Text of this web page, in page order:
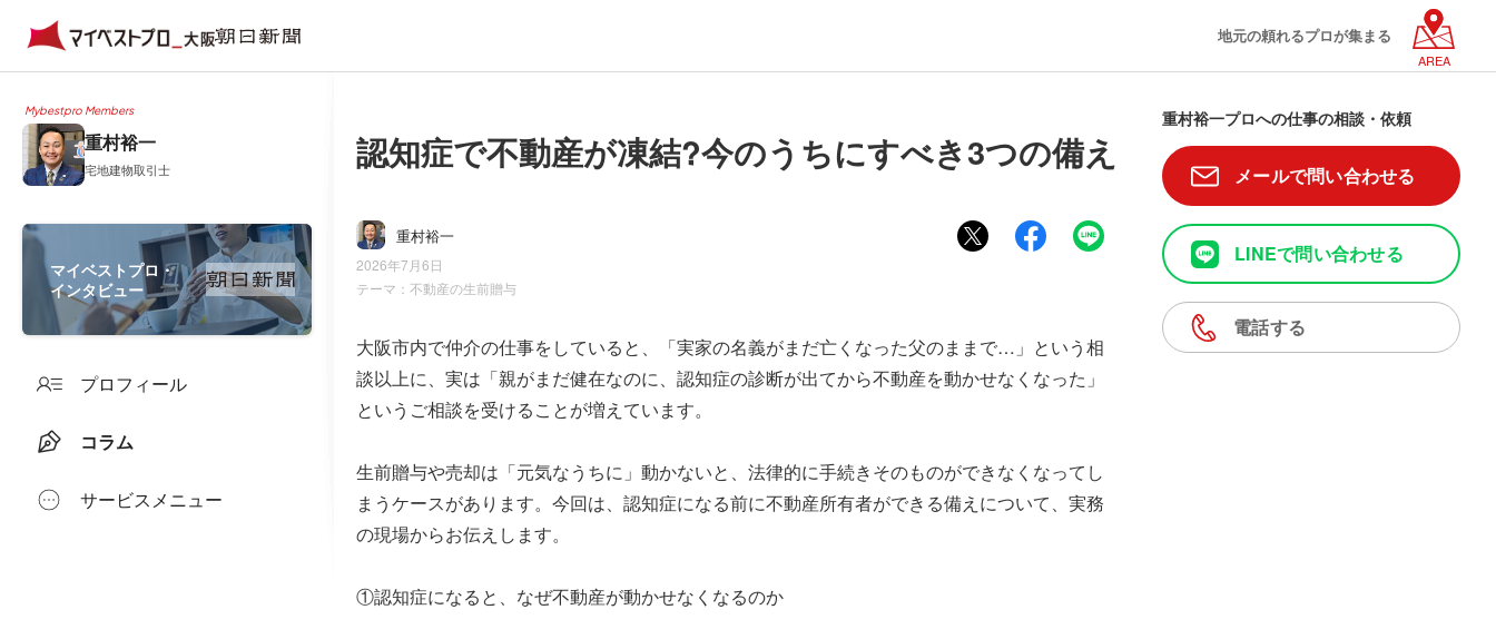
地元の頼れるプロが集まる
AREA
Mybestpro Members
重村裕一
宅地建物取引士
マイベストプロ・
インタビュー
プロフィール
コラム
サービスメニュー
認知症で不動産が凍結?今のうちにすべき3つの備え
重村裕一
2026年7月6日
テーマ： 不動産の生前贈与
大阪市内で仲介の仕事をしていると、「実家の名義がまだ亡くなった父のままで…」という相
談以上に、実は「親がまだ健在なのに、認知症の診断が出てから不動産を動かせなくなった」
というご相談を受けることが増えています。
生前贈与や売却は「元気なうちに」動かないと、法律的に手続きそのものができなくなってし
まうケースがあります。今回は、認知症になる前に不動産所有者ができる備えについて、実務
の現場からお伝えします。
①認知症になると、なぜ不動産が動かせなくなるのか
重村裕一プロへの仕事の相談・依頼
メールで問い合わせる
LINEで問い合わせる
電話する